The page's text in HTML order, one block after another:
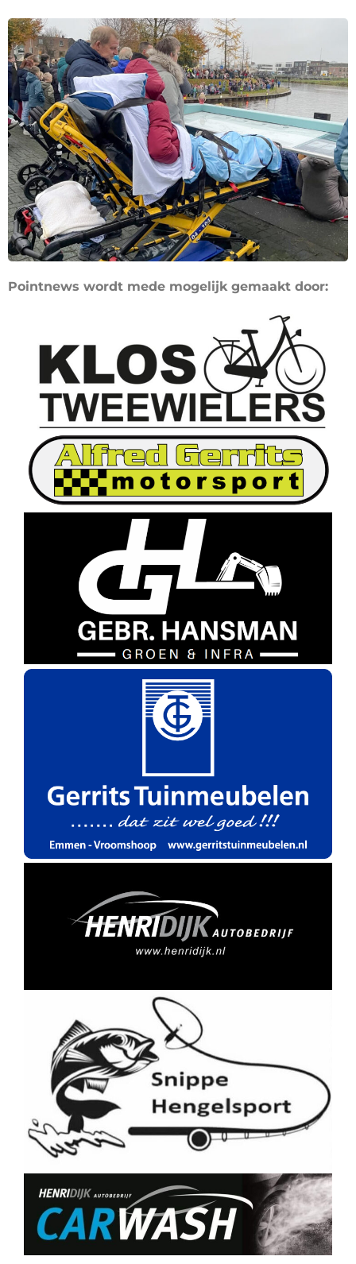
Pointnews wordt mede mogelijk gemaakt door: